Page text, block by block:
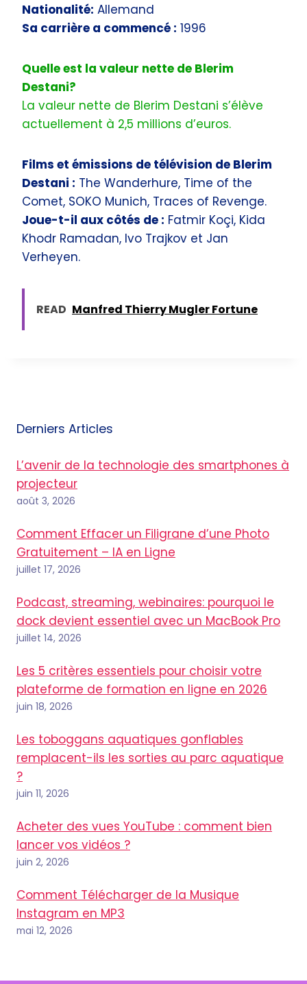
Nationalité: Allemand
Sa carrière a commencé : 1996
Quelle est la valeur nette de Blerim
Destani?
La valeur nette de Blerim Destani s’élève
actuellement à 2,5 millions d’euros.
Films et émissions de télévision de Blerim
Destani : The Wanderhure, Time of the
Comet, SOKO Munich, Traces of Revenge.
Joue-t-il aux côtés de : Fatmir Koçi, Kida
Khodr Ramadan, Ivo Trajkov et Jan
Verheyen.
READ Manfred Thierry Mugler Fortune
Derniers Articles
L’avenir de la technologie des smartphones à
projecteur
août 3, 2026
Comment Effacer un Filigrane d’une Photo
Gratuitement – IA en Ligne
juillet 17, 2026
Podcast, streaming, webinaires: pourquoi le
dock devient essentiel avec un MacBook Pro
juillet 14, 2026
Les 5 critères essentiels pour choisir votre
plateforme de formation en ligne en 2026
juin 18, 2026
Les toboggans aquatiques gonflables
remplacent-ils les sorties au parc aquatique
?
juin 11, 2026
Acheter des vues YouTube : comment bien
lancer vos vidéos ?
juin 2, 2026
Comment Télécharger de la Musique
Instagram en MP3
mai 12, 2026